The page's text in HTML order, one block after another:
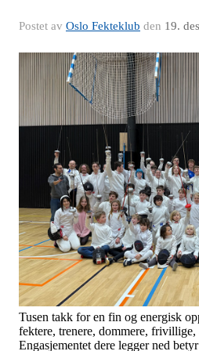
Postet av Oslo Fekteklub den 19.
Tusen takk for en fin og energisk
fektere, trenere, dommere, frivillige,
Engasjementet dere legger ned